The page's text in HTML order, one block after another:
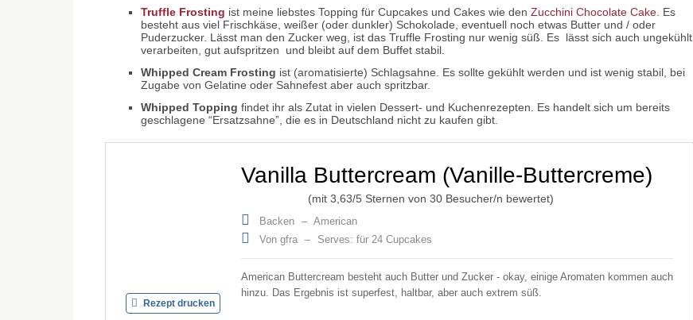
Truffle Frosting ist meine liebstes Topping für Cupcakes und Cakes wie den Zucchini Chocolate Cake . Es
besteht aus viel Frischkäse, weißer (oder dunkler) Schokolade, eventuell noch etwas Butter und / oder
Puderzucker. Lässt man den Zucker weg, ist das Truffle Frosting nur wenig süß. Es lässt sich auch ungekühlt
verarbeiten, gut aufspritzen und bleibt auf dem Buffet stabil.
Whipped Cream Frosting ist (aromatisierte) Schlagsahne. Es sollte gekühlt werden und ist wenig stabil, bei
Zugabe von Gelatine oder Sahnefest aber auch spritzbar.
Whipped Topping findet ihr als Zutat in vielen Dessert- und Kuchenrezepten. Es handelt sich um bereits
geschlagene “Ersatzsahne”, die es in Deutschland nicht zu kaufen gibt.
Rezept drucken
Vanilla Buttercream (Vanille-Buttercreme)
(mit 3,63/5 Sternen von 30 Besucher/n bewertet)
Backen – American
Von gfra – Serves: für 24 Cupcakes
American Buttercream besteht auch Butter und Zucker - okay, einige Aromaten kommen auch
hinzu. Das Ergebnis ist superfest, haltbar, aber auch extrem süß.